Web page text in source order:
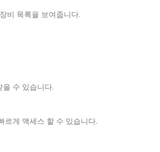
비 목록을 보여줍니다.
수 있습니다.
르게 액세스 할 수 있습니다.